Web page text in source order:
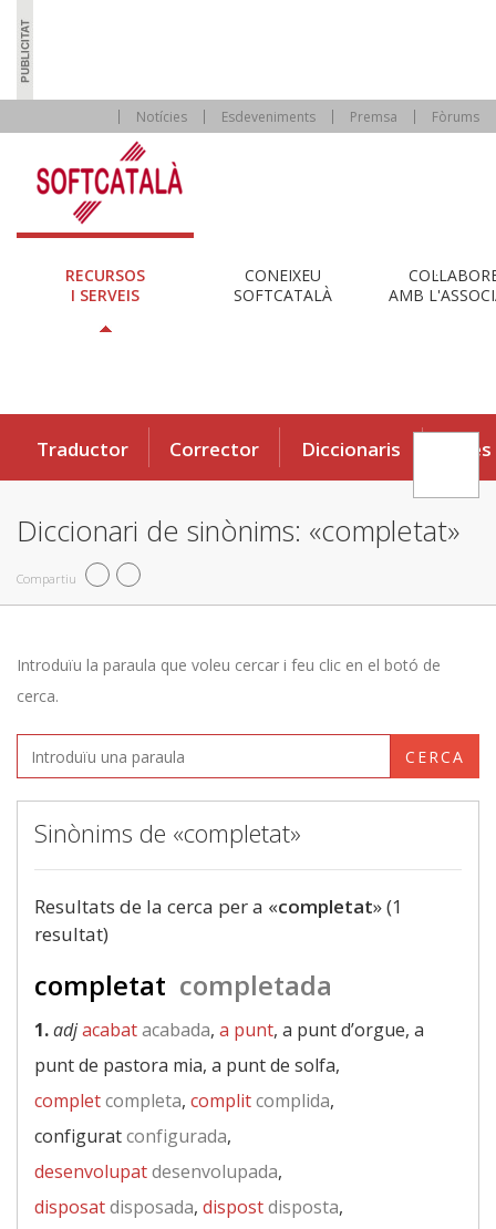
Notícies Esdeveniments Premsa Fòrums
RECURSOS
I SERVEIS
CONEIXEU
SOFTCATALÀ
AMB
Traductor Corrector Diccionaris Eines
Diccionari de sinònims: «completat»
Compartiu
Introduïu la paraula que voleu cercar i feu clic en el botó de
cerca.
CERCA
Sinònims de «completat»
Resultats de la cerca per a «completat» (1
resultat)
completat completada
1.adjacabatacabada, a punt, a punt d’orgue, a
punt de pastora mia, a punt de solfa,
completcompleta, complitcomplida,
configuratconfigurada,
desenvolupatdesenvolupada,
disposatdisposada, dispostdisposta,